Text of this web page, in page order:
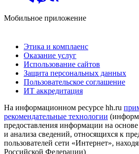
Мобильное приложение
Этика и комплаенс
Оказание услуг
Использование сайтов
Защита персональных данных
Пользовательское соглашение
ИТ аккредитация
На информационном ресурсе hh.ru
рекомендательные технологии
предоставления информации на основе
и анализа сведений, относящихся к
пользователей сети «Интернет»,
Российской Федерации)